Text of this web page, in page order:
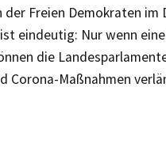
Freien Demokraten im
eindeutig: Nur wenn
die
Maßnahmen